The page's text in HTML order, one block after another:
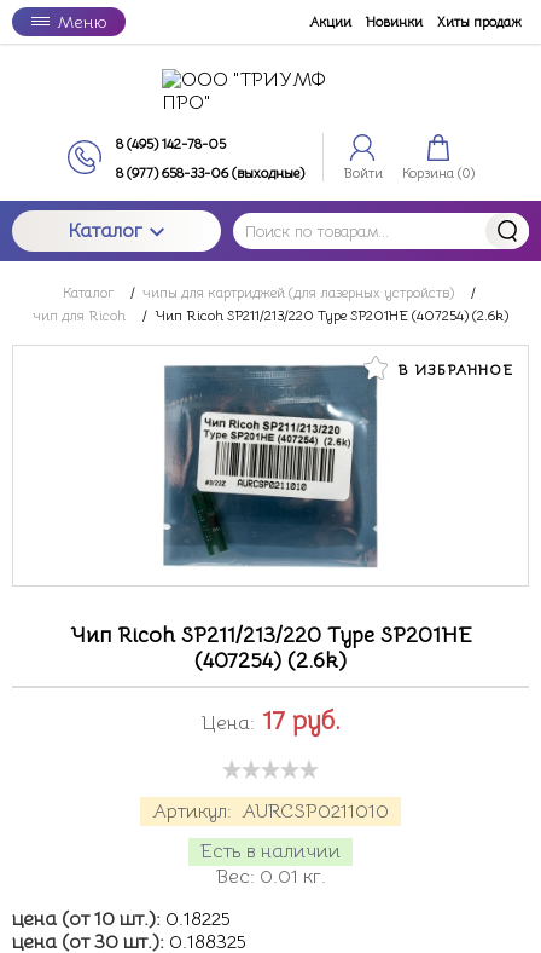
Меню Акции Новинки Хиты продаж
8 (495) 142-78-05
8 (977) 658-33-06 (выходные)
Войти Корзина (0)
Каталог
Каталог / чипы для картриджей (для лазерных устройств)
/
чип для Ricoh
/ Чип Ricoh SP211/213/220 Type SP201HE (407254) (2.6k)
В ИЗБРАННОЕ
Чип Ricoh SP211/213/220 Type SP201HE
(407254) (2.6k)
Артикул: AURCSP0211010
Есть в наличии
Вес: 0.01 кг.
Цена: 17 руб.
цена (от 10 шт.): 0.18225
цена (от 30 шт.): 0.188325